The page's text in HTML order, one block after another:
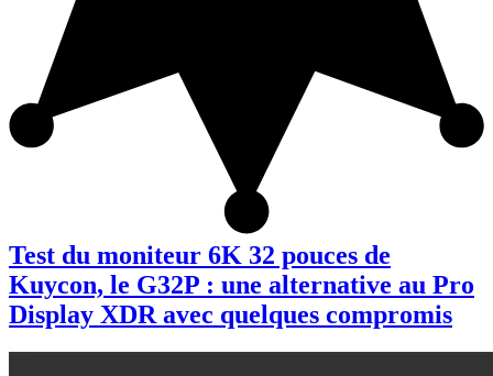
Test du moniteur 6K 32 pouces de
Kuycon, le G32P : une alternative au Pro
Display XDR avec quelques compromis